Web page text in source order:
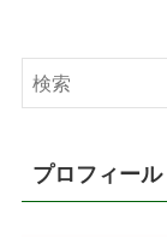
プロフィール